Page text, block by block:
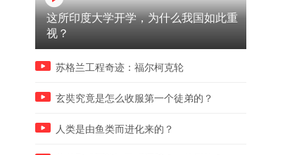
能是谁？
这所印度大学开学，为什么我国如此重
视？
苏格兰工程奇迹：福尔柯克轮
玄奘究竟是怎么收服第一个徒弟的？
人类是由鱼类而进化来的？